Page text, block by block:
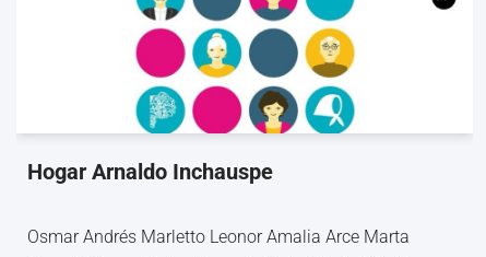
Hogar Arnaldo Inchauspe
Osmar Andrés Marletto Leonor Amalia Arce Marta